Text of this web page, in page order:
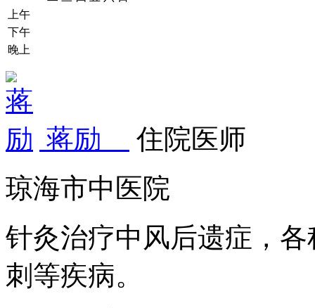
上午
下午
晚上
蒋励
住院医师
琼海市中医院
针灸治疗中风后遗症，
刺等疾病。